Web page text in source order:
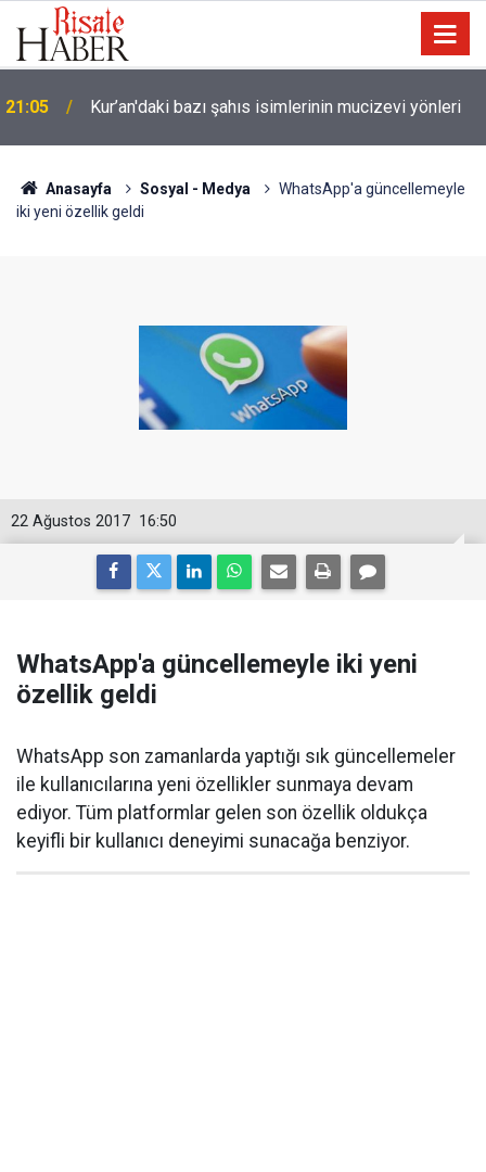
20:02
kin kustu
Anasayfa Sosyal - Medya
WhatsApp'a güncellemeyle
iki yeni özellik geldi
16:50
22 Ağustos 2017
WhatsApp'a güncellemeyle iki yeni
özellik geldi
WhatsApp son zamanlarda yaptığı sık güncellemeler
ile kullanıcılarına yeni özellikler sunmaya devam
ediyor. Tüm platformlar gelen son özellik oldukça
keyifli bir kullanıcı deneyimi sunacağa benziyor.